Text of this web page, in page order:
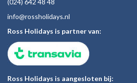
(024) 642 48 48
info@rossholidays.nl
Ross Holidays is partner van:
Ross Holidays is aangesloten bij: